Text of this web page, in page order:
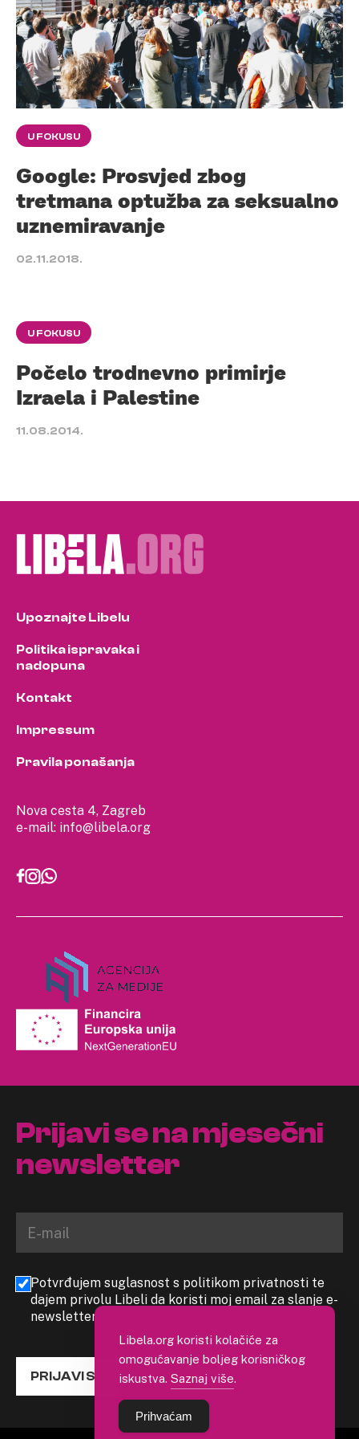
U FOKUSU
Google: Prosvjed zbog
tretmana optužba za seksualno
uznemiravanje
02.11.2018.
U FOKUSU
Počelo trodnevno primirje
Izraela i Palestine
11.08.2014.
Nova cesta 4, Zagreb
e-mail: info@libela.org
Upoznajte Libelu
Politika ispravaka i
nadopuna
Kontakt
Impressum
Pravila ponašanja
Prijavi se na mjesečni
newsletter
Potvrđujem suglasnost s politikom privatnosti te
dajem privolu Libeli da koristi moj email za slanje e-
newslettera
PRIJAVI SE
Libela.org koristi kolačiće za
omogućavanje boljeg korisničkog
iskustva. Saznaj više.
Prihvaćam